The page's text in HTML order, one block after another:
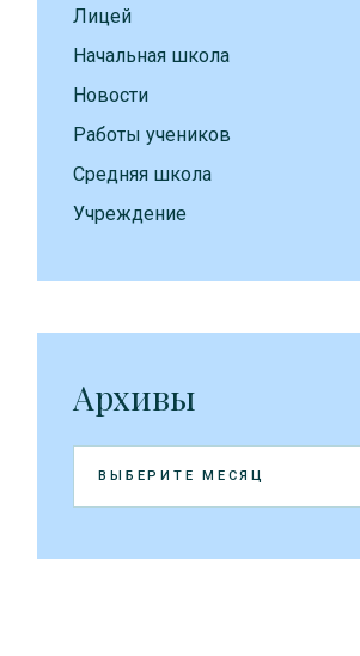
Лицей
Начальная школа
Новости
Работы учеников
Средняя школа
Учреждение
Архивы
Архивы